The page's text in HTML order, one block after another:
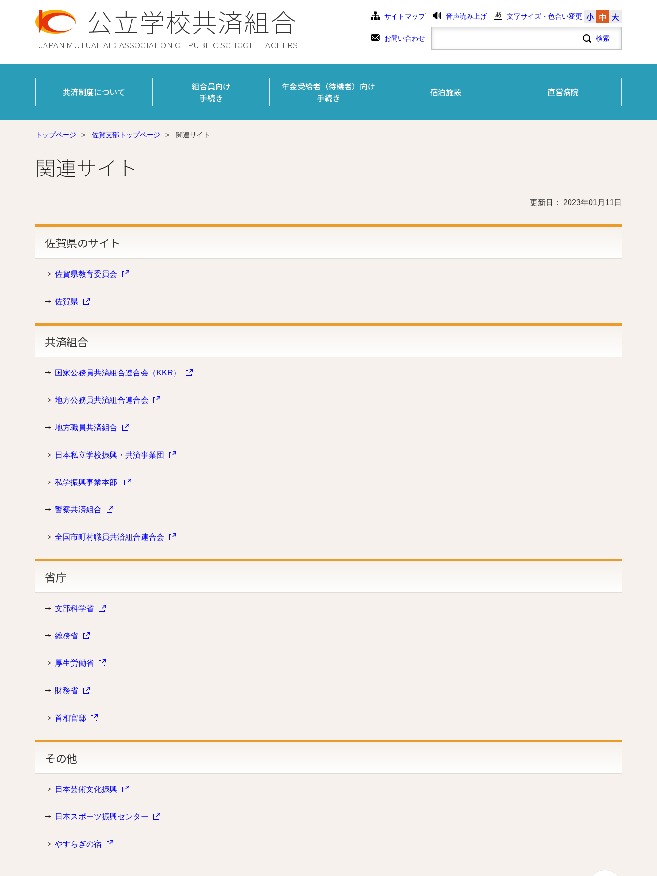
公立学校共済組合
JAPAN MUTUAL AID ASSOCIATION OF PUBLIC SCHOOL TEACHERS
サイトマップ 音声読み上げ 文字サイズ・色合い変更 小 中 大
お問い合わせ
共済制度について
組合員向け
手続き
年金受給者（待機者）向け
手続き
宿泊施設 直営病院
トップページ > 佐賀支部トップページ > 関連サイト
関連サイト
更新日： 2023年01月11日
佐賀県のサイト
佐賀県教育委員会
佐賀県
共済組合
国家公務員共済組合連合会（KKR）
地方公務員共済組合連合会
地方職員共済組合
日本私立学校振興・共済事業団
私学振興事業本部
警察共済組合
全国市町村職員共済組合連合会
省庁
文部科学省
総務省
厚生労働省
財務省
首相官邸
その他
日本芸術文化振興
日本スポーツ振興センター
やすらぎの宿